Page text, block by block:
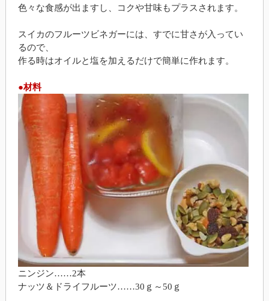
色々な食感が出ますし、コクや甘味もプラスされます。
スイカのフルーツビネガーには、すでに甘さが入ってい
るので、
作る時はオイルと塩を加えるだけで簡単に作れます。
●材料
ニンジン……2本
ナッツ＆ドライフルーツ……30ｇ～50ｇ